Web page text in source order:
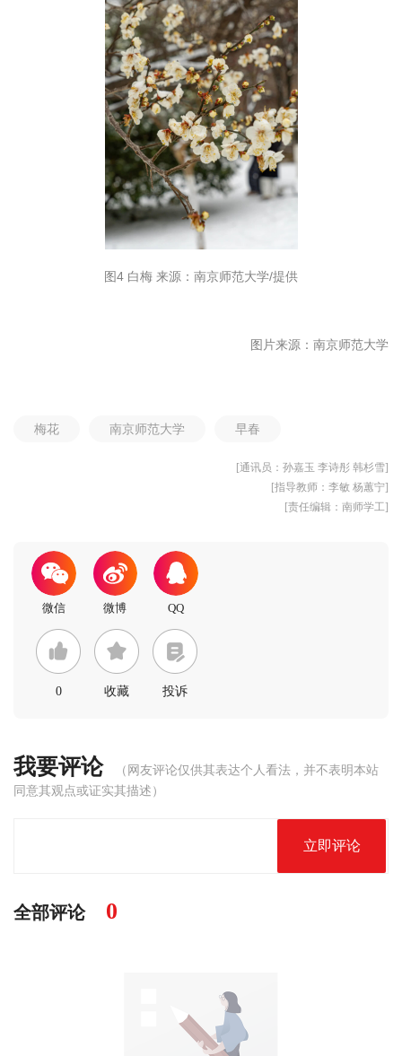
图4 白梅 来源：南京师范大学/提供
图片来源：南京师范大学
梅花 南京师范大学 早春
[通讯员：孙嘉玉 李诗彤 韩杉雪]
[指导教师：李敏 杨蕙宁]
[责任编辑：南师学工]
0 收藏 投诉
我要评论
（网友评论仅供其表达个人看法，并不表明本站
同意其观点或证实其描述）
立即评论
全部评论 0